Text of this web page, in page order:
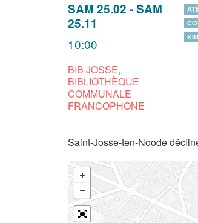
SAM 25.02 -SAM
25.11
10:00
BIB JOSSE,
BIBLIOTHÈQUE
COMMUNALE
FRANCOPHONE
Saint-Josse-ten-Noode